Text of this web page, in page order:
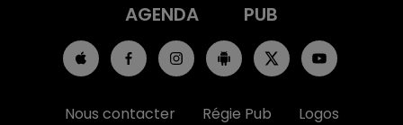
AGENDA
PUB
Nous contacter Régie Pub
Logos